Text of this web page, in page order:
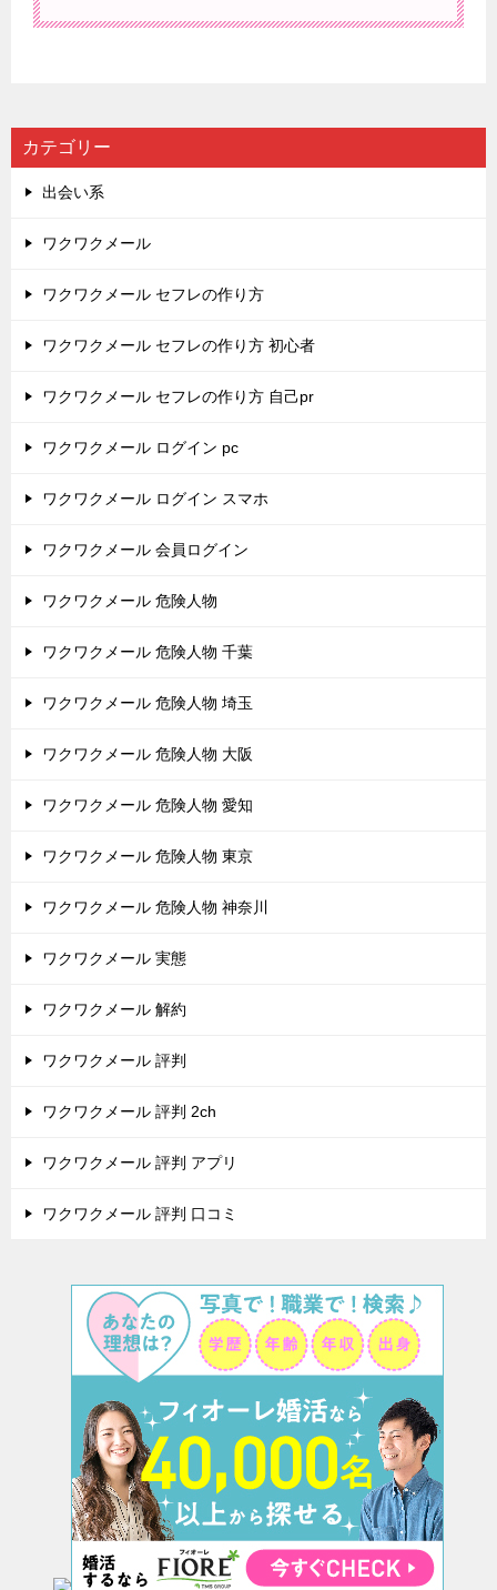
カテゴリー
出会い系
ワクワクメール
ワクワクメール セフレの作り方
ワクワクメール セフレの作り方 初心者
ワクワクメール セフレの作り方 自己pr
ワクワクメール ログイン pc
ワクワクメール ログイン スマホ
ワクワクメール 会員ログイン
ワクワクメール 危険人物
ワクワクメール 危険人物 千葉
ワクワクメール 危険人物 埼玉
ワクワクメール 危険人物 大阪
ワクワクメール 危険人物 愛知
ワクワクメール 危険人物 東京
ワクワクメール 危険人物 神奈川
ワクワクメール 実態
ワクワクメール 解約
ワクワクメール 評判
ワクワクメール 評判 2ch
ワクワクメール 評判 アプリ
ワクワクメール 評判 口コミ